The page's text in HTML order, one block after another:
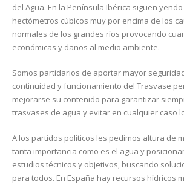
del Agua. En la Península Ibérica siguen
hectómetros cúbicos muy por encima de los
normales de los grandes ríos provocando
económicas y daños al medio ambiente.
Somos partidarios de aportar mayor
continuidad y funcionamiento del Trasvase
mejorarse su contenido para garantizar
trasvases de agua y evitar en cualquier caso
A los partidos políticos les pedimos altura de
tanta importancia como es el agua y
estudios técnicos y objetivos, buscando
para todos. En España hay recursos hídricos